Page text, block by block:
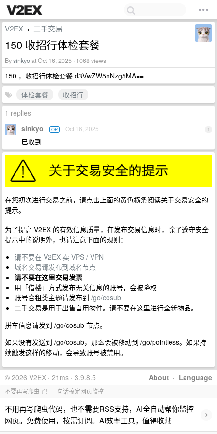
V2EX › 二手交易
150 收招行体检套餐
Bysinkyoat Oct 16, 2025 · 1068 views
150 ，收招行体检套餐 d3VwZW5nNzg5MA==
体检套餐
收招行
1 replies
1
sinkyo OP Oct 16, 2025
已收到
在您初次进行交易之前，请点击上面的黄色横条阅读关于交易安全的
提示。
为了提高 V2EX 的有效信息质量，在发布交易信息时，除了遵守安全
提示中的说明外，也请注意下面的规则：
请不要在 V2EX 卖 VPS / VPN
域名交易请发布到域名节点
请不要在这里交易发票
用「借楼」方式发布无关信息的账号，会被降权
账号合租类主题请发布到 /go/cosub
二手交易是用于出售自用物件。请不要在这里进行全新物品。
拼车信息请发到 /go/cosub 节点。
如果没有发送到 /go/cosub，那么会被移动到 /go/pointless。如果持
续触发这样的移动，会导致账号被禁用。
About · Language
© 2026 V2EX · 21ms · 3.9.8.5
不要再写爬虫了！一句话搞定网页监控
不用再写爬虫代码，也不需要RSS支持，AI全自动帮你监控
网页。免费使用，按需订阅。AI效率工具，值得收藏
›